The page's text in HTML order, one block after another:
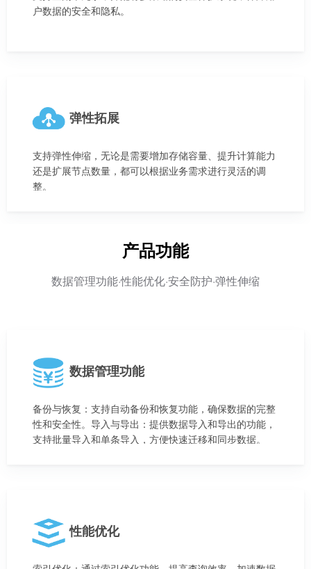
户数据的安全和隐私。
弹性拓展
支持弹性伸缩，无论是需要增加存储容量、提升计算能力
还是扩展节点数量，都可以根据业务需求进行灵活的调
整。
产品功能
数据管理功能·性能优化·安全防护·弹性伸缩
数据管理功能
备份与恢复：支持自动备份和恢复功能，确保数据的完整
性和安全性。导入与导出：提供数据导入和导出的功能，
支持批量导入和单条导入，方便快速迁移和同步数据。
性能优化